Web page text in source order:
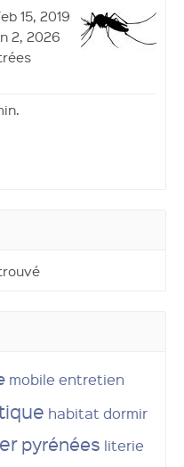
15, 2019
2, 2026
mobile entretien
habitat dormir
pyrénées literie